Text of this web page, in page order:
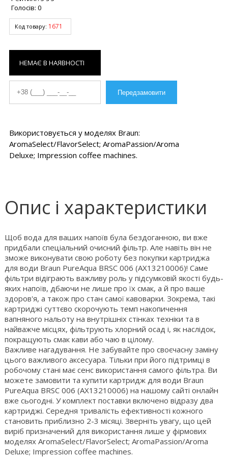
Голосів: 0
Код товару: 1671
НЕМАЄ В НАЯВНОСТІ
Використовується у моделях Braun:
AromaSelect/FlavorSelect; AromaPassion/Aroma
Deluxe; Impression coffee machines.
Опис і характеристики
Щоб вода для ваших напоїв була бездоганною, ви вже
придбали спеціальний очисний фільтр. Але навіть він не
зможе виконувати свою роботу без покупки картриджа
для води Braun PureAqua BRSC 006 (AX13210006)! Саме
фільтри відіграють важливу роль у підсумковій якості будь-
яких напоїв, дбаючи не лише про їх смак, а й про ваше
здоров'я, а також про стан самої кавоварки. Зокрема, такі
картриджі суттєво скорочують темп накопичення
вапняного нальоту на внутрішніх стінках техніки та в
найважче місцях, фільтрують хлорний осад і, як наслідок,
покращують смак кави або чаю в цілому.
Важливе нагадування. Не забувайте про своєчасну заміну
цього важливого аксесуара. Тільки при його підтримці в
робочому стані має сенс використання самого фільтра. Ви
можете замовити та купити картридж для води Braun
PureAqua BRSC 006 (AX13210006) на нашому сайті онлайн
вже сьогодні. У комплект поставки включено відразу два
картриджі. Середня тривалість ефективності кожного
становить приблизно 2-3 місяці. Зверніть увагу, що цей
виріб призначений для використання лише у фірмових
моделях AromaSelect/FlavorSelect; AromaPassion/Aroma
Deluxe; Impression coffee machines.